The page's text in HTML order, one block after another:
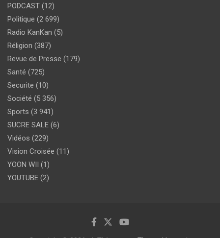
PODCAST (12)
Politique (2 699)
Radio KanKan (5)
Réligion (387)
Revue de Presse (179)
Santé (725)
Securite (10)
Société (5 356)
Sports (3 941)
SUCRE SALE (6)
Vidéos (229)
Vision Croisée (11)
YOON WII (1)
YOUTUBE (2)